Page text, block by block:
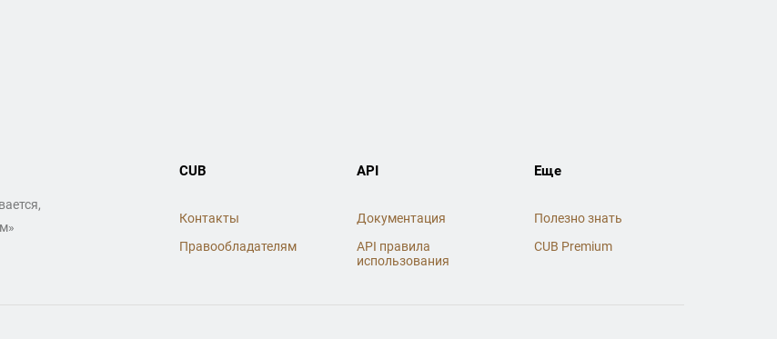
CUB
Контакты
Правообладателям
API
Документация
API правила
использования
Еще
Полезно знать
CUB Premium